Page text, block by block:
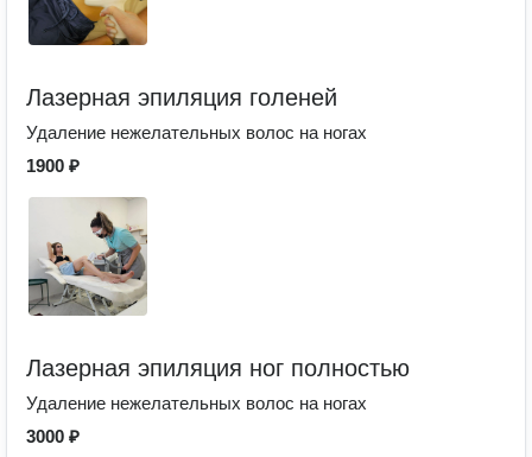
Лазерная эпиляция голеней
Удаление нежелательных волос на ногах
1900 ₽
Лазерная эпиляция ног полностью
Удаление нежелательных волос на ногах
3000 ₽